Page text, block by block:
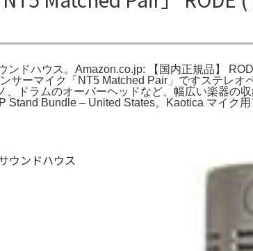
ンドハウス。Amazon.co.jp: 【国内正規品】
サーマイク「NT5 Matched Pair」ですステレ
ドラムのオーバーヘッドなど、幅広い楽器の
Stand Bundle – United States。Kaotica マイク